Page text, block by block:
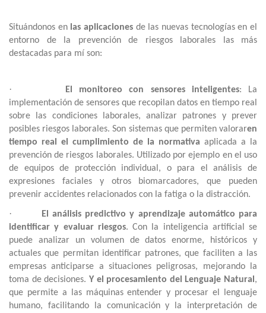
Situándonos en las aplicaciones de las nuevas tecnologías en el
entorno de la prevención de riesgos laborales las más
destacadas para mí son:
· El monitoreo con sensores inteligentes: La
implementación de sensores que recopilan datos en tiempo real
sobre las condiciones laborales, analizar patrones y prever
posibles riesgos laborales. Son sistemas que permiten valoraren
tiempo real el cumplimiento de la normativa aplicada a la
prevención de riesgos laborales. Utilizado por ejemplo en el uso
de equipos de protección individual, o para el análisis de
expresiones faciales y otros biomarcadores, que pueden
prevenir accidentes relacionados con la fatiga o la distracción.
·
El análisis predictivo y aprendizaje automático para
identificar y evaluar riesgos. Con la inteligencia artificial se
puede analizar un volumen de datos enorme, históricos y
actuales que permitan identificar patrones, que faciliten a las
empresas anticiparse a situaciones peligrosas, mejorando la
toma de decisiones. Y el procesamiento del Lenguaje Natural ,
que permite a las máquinas entender y procesar el lenguaje
humano, facilitando la comunicación y la interpretación de